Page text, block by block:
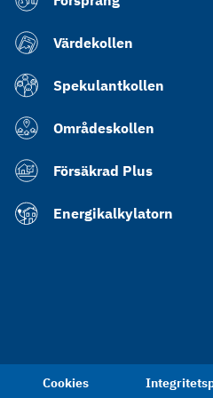
Värdekollen
Spekulantkollen
Områdeskollen
Försäkrad Plus
Energikalkylatorn
Cookies